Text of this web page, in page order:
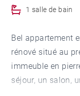
1 salle de bain
Bel appartement
rénové situé au
immeuble en
séjour, un salon,